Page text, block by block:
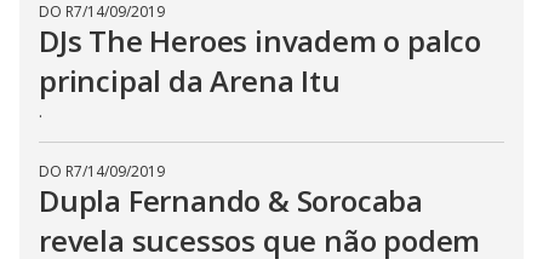
DO R7/14/09/2019
DJs The Heroes invadem o palco
principal da Arena Itu
.
DO R7/14/09/2019
Dupla Fernando & Sorocaba
revela sucessos que não podem